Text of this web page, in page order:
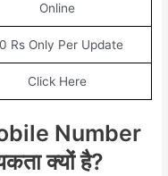
Online
Rs Only Per Update
Click Here
Number
क्यों है?